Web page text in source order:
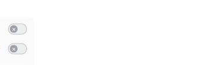
zu Speichern von oder Zugriff auf Informationen auf einem Endgerät